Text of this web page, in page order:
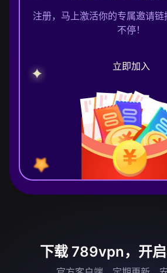
注册，马上激活你的专属邀请
不停！
立即加入
下载 789vpn，开